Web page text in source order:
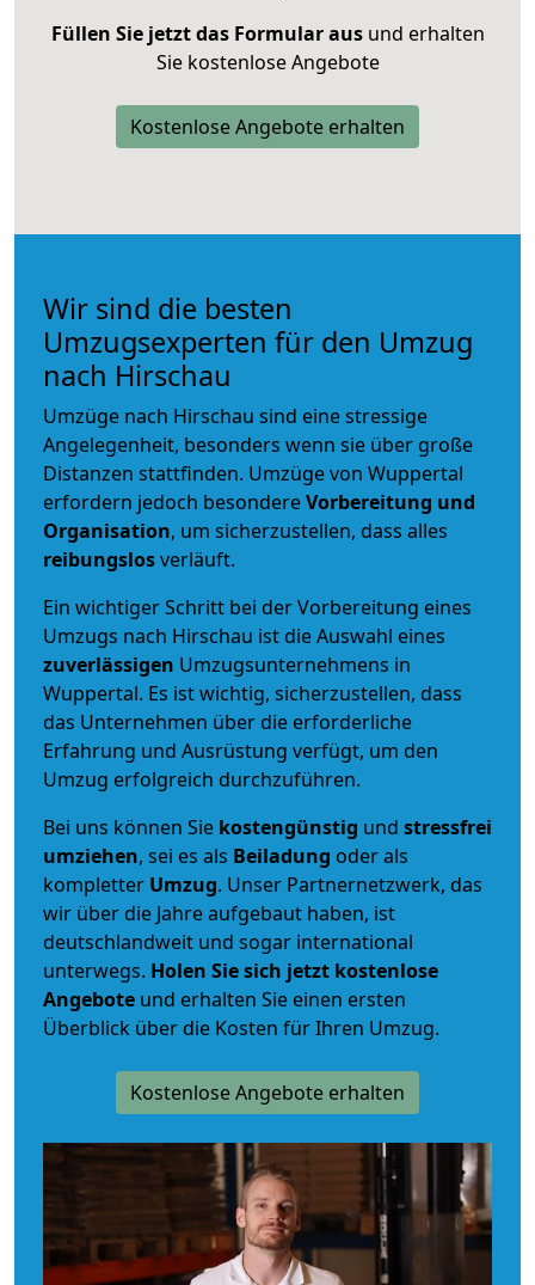
Füllen Sie jetzt das Formular ausund erhalten
Sie kostenlose Angebote
Kostenlose Angebote erhalten
Wir sind die besten
Umzugsexperten für den Umzug
nach Hirschau
Umzüge nach Hirschau sind eine stressige
Angelegenheit, besonders wenn sie über große
Distanzen stattfinden. Umzüge von Wuppertal
erfordern jedoch besondereVorbereitung und
Organisation, um sicherzustellen, dass alles
reibungslosverläuft.
Ein wichtiger Schritt bei der Vorbereitung eines
Umzugs nach Hirschau ist die Auswahl eines
zuverlässigen Umzugsunternehmens in
Wuppertal. Es ist wichtig, sicherzustellen, dass
das Unternehmen über die erforderliche
Erfahrung und Ausrüstung verfügt, um den
Umzug erfolgreich durchzuführen.
Bei uns können Sie kostengünstig und stressfrei
umziehen, sei es als Beiladung oder als
kompletter Umzug. Unser Partnernetzwerk, das
wir über die Jahre aufgebaut haben, ist
deutschlandweit und sogar international
unterwegs. Holen Sie sich jetzt kostenlose
Angebote und erhalten Sie einen ersten
Überblick über die Kosten für Ihren Umzug.
Kostenlose Angebote erhalten